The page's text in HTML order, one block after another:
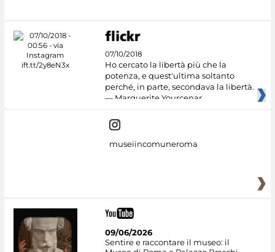
07/10/2018
Ho cercato la libertà più che la
potenza, e quest'ultima soltanto
perché, in parte, secondava la libertà.
— Marguerite Yourcenar
museiincomuneroma
09/06/2026
Sentire e raccontare il museo: il